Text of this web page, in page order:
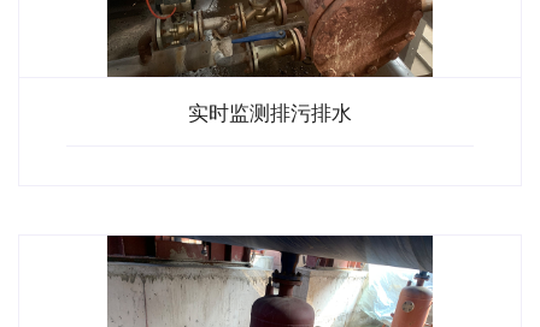
实时监测排污排水